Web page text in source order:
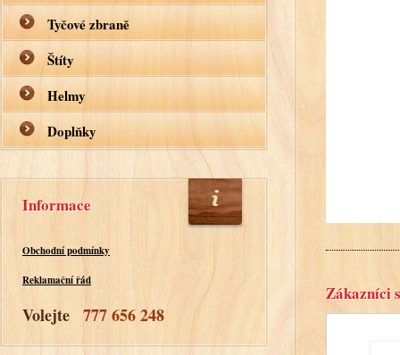
Tyčové zbraně
Štíty
Helmy
Doplňky
Informace
Obchodní podmínky
Reklamační řád
Volejte 777 656 248
Zákazníci